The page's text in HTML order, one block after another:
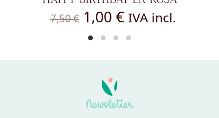
7,50€ El
precio
original
era:
7,50 €.
1,00 €El
precio
actual
es:
IVA incl.
Newsletter